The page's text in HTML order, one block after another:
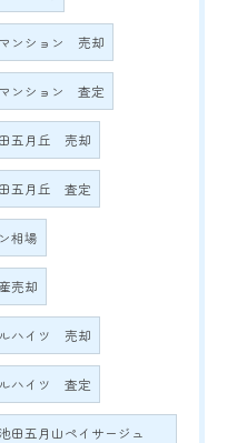
ンション 売却
ンション 査定
五月丘 売却
五月丘 査定
相場
売却
ハイツ 売却
ハイツ 査定
田五月山ペイサージュ